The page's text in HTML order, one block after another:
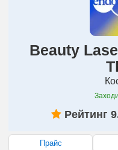
Beauty
Рейтинг
Прайс